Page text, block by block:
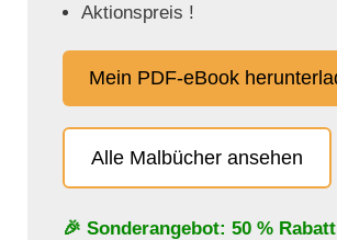
Aktionspreis !
Mein PDF-eBook
Alle Malbücher ansehen
🎉 Sonderangebot: 50 %